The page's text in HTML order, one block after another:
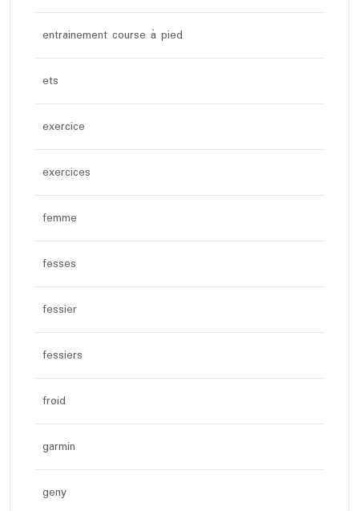
entrainement course à pied
ets
exercice
exercices
femme
fesses
fessier
fessiers
froid
garmin
geny